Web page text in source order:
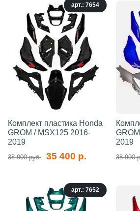
арт.: 7654
Комплект пластика Honda
GROM / MSX125 2016-
2019
38 900 руб. 35 400 р.
2019
38 900
арт.: 7652